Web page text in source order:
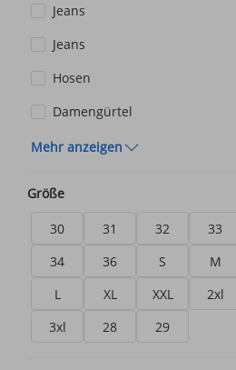
Jeans
Jeans
Hosen
Damengürtel
Mehr anzeigen
Größe
30 31 32
33
34
36 S
M
L
XL XXL
2xl
3xl
28 29